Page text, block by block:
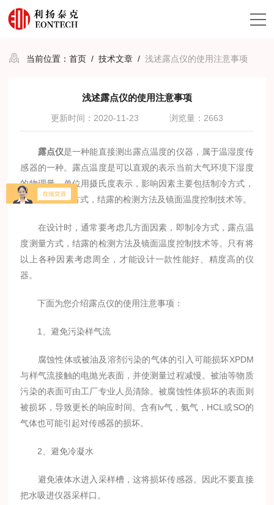
当前位置：首页 /技术文章 /浅述露点仪的使用注意事项
浅述露点仪的使用注意事项
更新时间：2020-11-23 浏览量：2663
露点仪是一种能直接测出露点温度的仪器，属于温湿度传
感器的一种。露点温度是可以直观的表示当前大气环境下湿度
的物理量，单位用摄氏度表示，影响因素主要包括制冷方式，
露点温度测量方式，结露的检测方法及镜面温度控制技术等。
在设计时，通常要考虑几方面因素，即制冷方式，露点温
度测量方式，结露的检测方法及镜面温度控制技术等。只有将
以上各种因素考虑周全，才能设计一款性能好、精度高的仪
器。
下面为您介绍露点仪的使用注意事项：
1、避免污染样气流
腐蚀性体或被油及溶剂污染的气体的引入可能损坏XPDM
与样气流接触的电抛光表面，并使测量过程减慢。被油等物质
污染的表面可由工厂专业人员清除。被腐蚀性体损坏的表面则
被损坏，导致更长的响应时间。含有lv气，氨气，HCL或SO的
气体也可能引起对传感器的损坏。
2、避免冷凝水
避免液体水进入采样槽，这将损坏传感器。因此不要直接
把水吸进仪器采样口。